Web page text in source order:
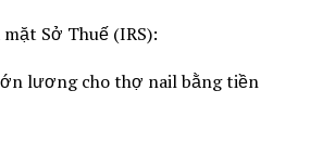
Sở Thuế (IRS):
lương cho thợ nail bằng tiền